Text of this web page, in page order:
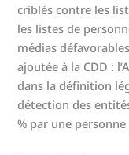
criblés contre les
les listes de
médias
ajoutée à la CDD :
dans la définition
détection des
% par une